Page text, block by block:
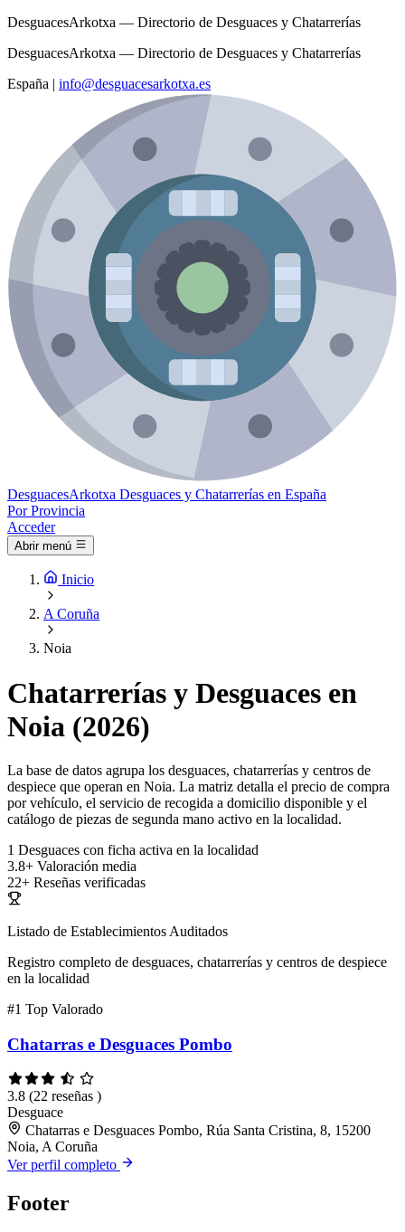
DesguacesArkotxa — Directorio de Desguaces y Chatarrerías
DesguacesArkotxa — Directorio de Desguaces y Chatarrerías
España | info@desguacesarkotxa.es
DesguacesArkotxa Desguaces y Chatarrerías en España
Por Provincia
Acceder
Abrir menú
Inicio
A Coruña
Noia
Chatarrerías y Desguaces en
Noia (2026)
La base de datos agrupa los desguaces, chatarrerías y centros de
despiece que operan en Noia. La matriz detalla el precio de compra
por vehículo, el servicio de recogida a domicilio disponible y el
catálogo de piezas de segunda mano activo en la localidad.
1 Desguaces con ficha activa en la localidad
3.8+ Valoración media
22+ Reseñas verificadas
Listado de Establecimientos Auditados
Registro completo de desguaces, chatarrerías y centros de despiece
en la localidad
#1 Top Valorado
Chatarras e Desguaces Pombo
3.8 (22 reseñas )
Desguace
Chatarras e Desguaces Pombo, Rúa Santa Cristina, 8, 15200
Noia, A Coruña
Ver perfil completo
Footer